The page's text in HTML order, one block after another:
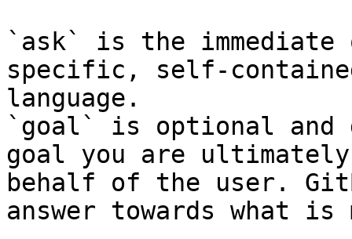
`ask` is the
specific, self-
language.
`goal` is optional and
goal you are
behalf of the user.
answer towards what